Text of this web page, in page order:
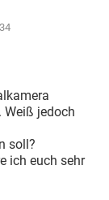
Weiß jedoch
soll?
ich euch sehr